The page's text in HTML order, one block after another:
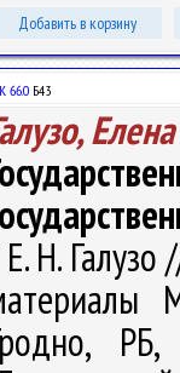
Добавить в корзину
66.0 Б43
Н. Галузо